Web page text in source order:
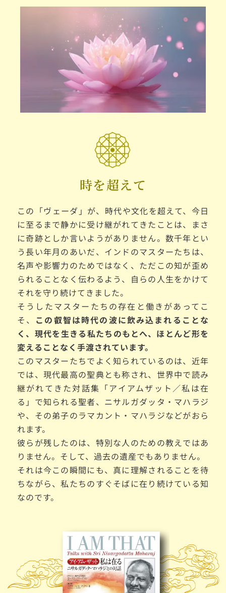
時を超えて
この「ヴェーダ」が、時代や文化を超えて、今日
に至るまで静かに受け継がれてきたことは、まさ
に奇跡としか言いようがありません。数千年とい
う長い年月のあいだ、インドのマスターたちは、
名声や影響力のためではなく、ただこの知が歪め
られることなく伝わるよう、自らの人生をかけて
それを守り続けてきました。
そうしたマスターたちの存在と働きがあってこ
そ、 この叡智は時代の波に飲み込まれることな
く、現代を生きる私たちのもとへ、ほとんど形を
変えることなく手渡されています。
このマスターたちでよく知られているのは、近年
では、現代最高の聖典とも称され、世界中で読み
継がれてきた対話集「アイアムザット／私は在
る」で知られる聖者、ニサルガダッタ・マハラジ
や、その弟子のラマカント・マハラジなどがおら
れます。
彼らが残したのは、特別な人のための教えではあ
りません。そして、過去の遺産でもありません。
それは今この瞬間にも、真に理解されることを待
ちながら、私たちのすぐそばに在り続けている知
なのです。